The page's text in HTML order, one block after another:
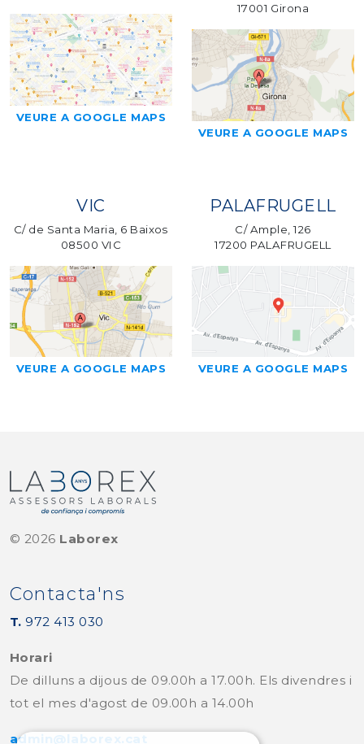
VEURE A GOOGLE MAPS
17001 Girona
VEURE A GOOGLE MAPS
VIC
C/ de Santa Maria, 6 Baixos
08500 VIC
VEURE A GOOGLE MAPS
PALAFRUGELL
C/ Ample, 126
17200 PALAFRUGELL
VEURE A GOOGLE MAPS
© 2026 Laborex
Contacta'ns
T.972 413 030
Horari
De dilluns a dijous de 09.00h a 17.00h. Els divendres i
tot el mes d'agost de 09.00h a 14.00h
admin@laborex.cat